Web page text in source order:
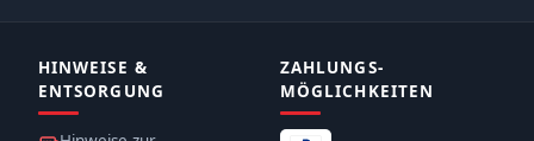
HINWEISE &
ENTSORGUNG
ZAHLUNGS­
MÖGLICHKEITEN